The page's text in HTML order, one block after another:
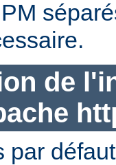
de
par